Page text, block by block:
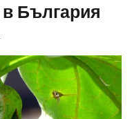
България